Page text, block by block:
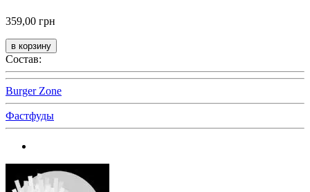
359,00 грн
Состав:
Burger Zone
Фастфуды